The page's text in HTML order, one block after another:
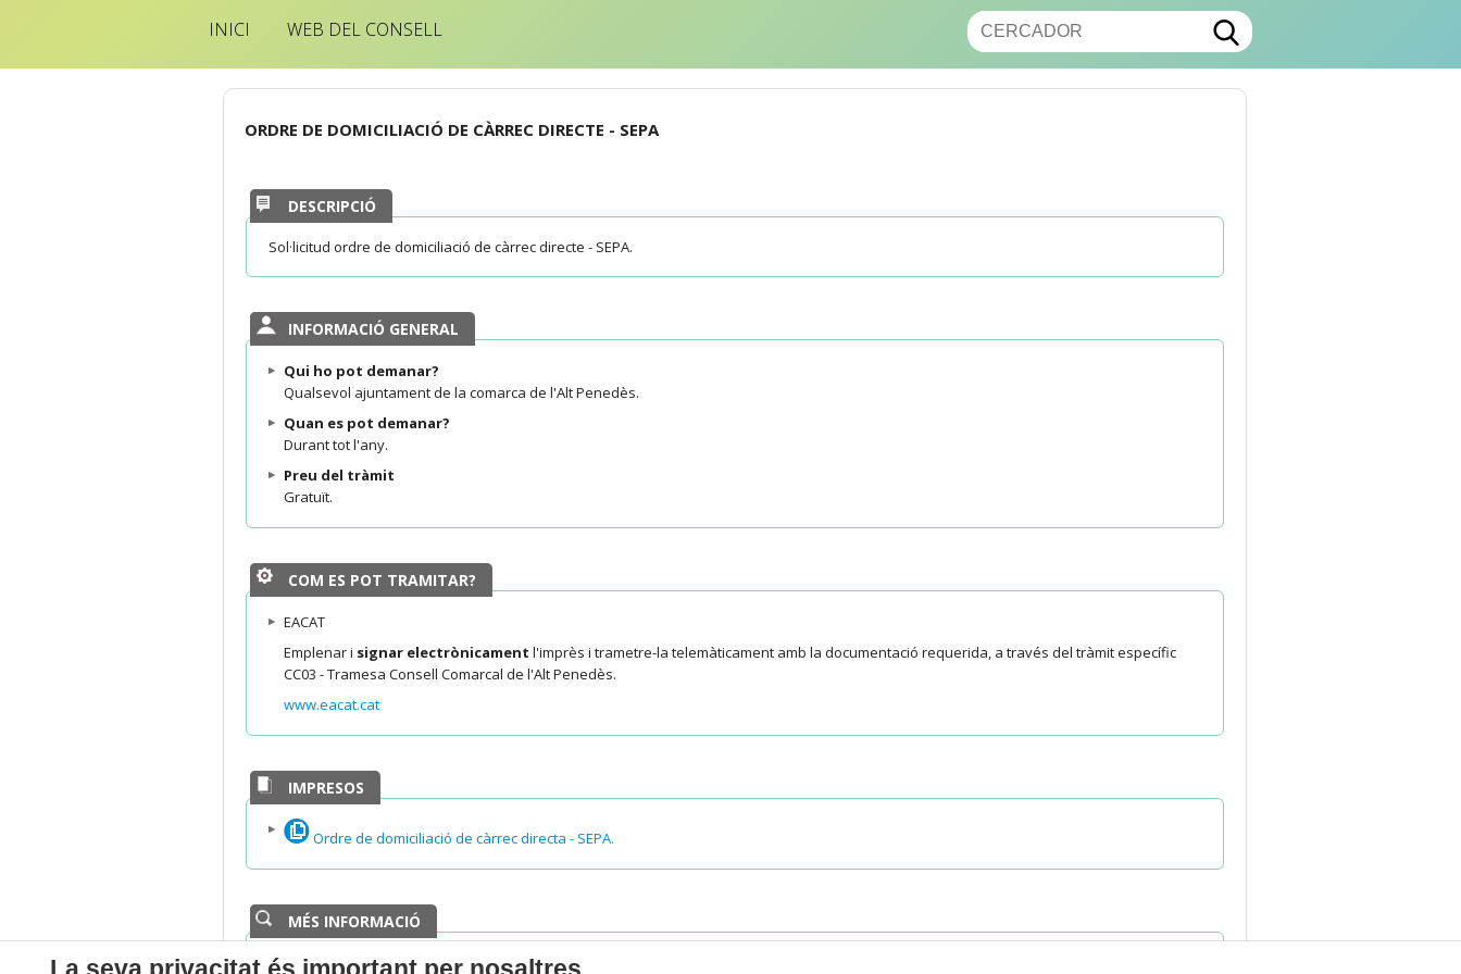
INICI WEB DEL CONSELL
ORDRE DE DOMICILIACIÓ DE CÀRREC DIRECTE - SEPA
DESCRIPCIÓ
Sol·licitud ordre de domiciliació de càrrec directe - SEPA.
INFORMACIÓ GENERAL
Qui ho pot demanar?
Qualsevol ajuntament de la comarca de l'Alt Penedès.
Quan es pot demanar?
Durant tot l'any.
Preu del tràmit
Gratuït.
COM ES POT TRAMITAR?
EACAT
Emplenar i signar electrònicament l'imprès i trametre-la telemàticament amb la documentació requerida, a través del tràmit específic
CC03 - Tramesa Consell Comarcal de l'Alt Penedès.
www.eacat.cat
IMPRESOS
Ordre de domiciliació de càrrec directa - SEPA.
MÉS INFORMACIÓ
Departament responsable del tràmit:
La seva privacitat és important per nosaltres